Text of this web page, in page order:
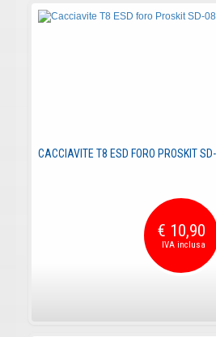
CACCIAVITE T8 ESD FORO PROSKIT
€ 10,90